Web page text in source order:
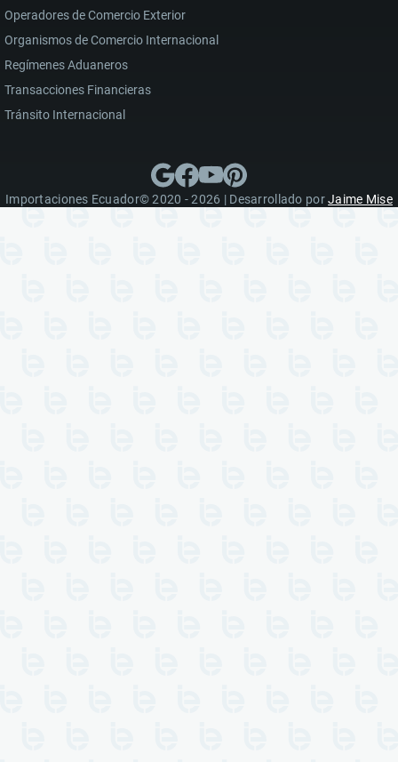
Operadores de Comercio Exterior
Organismos de Comercio Internacional
Regímenes Aduaneros
Transacciones Financieras
Tránsito Internacional
Importaciones Ecuador© 2020 - 2026 | Desarrollado porJaime Mise